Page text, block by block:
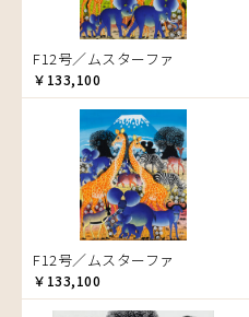
ゾウ
タンザニア
タンザニアの女性
チーター
蝶
チンパンジー
動物たち
鳥
トカゲ
トンボ
日常
F12号／ムスターファ
￥133,100
F12号／ムスターファ
￥133,100